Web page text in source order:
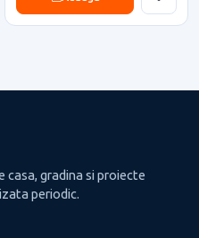
casa, gradina si proiecte
periodic.